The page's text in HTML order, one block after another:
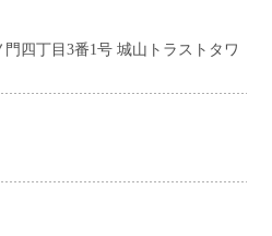
四丁目3番1号 城山トラストタワ